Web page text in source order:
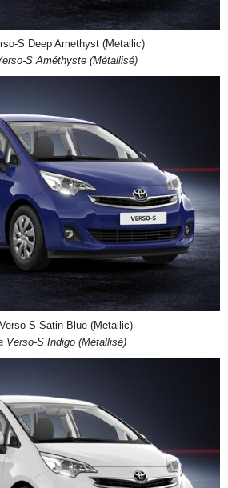
S Deep Amethyst (Metallic)
S Améthyste (Métallisé)
S Satin Blue (Metallic)
Verso-S Indigo (Métallisé)